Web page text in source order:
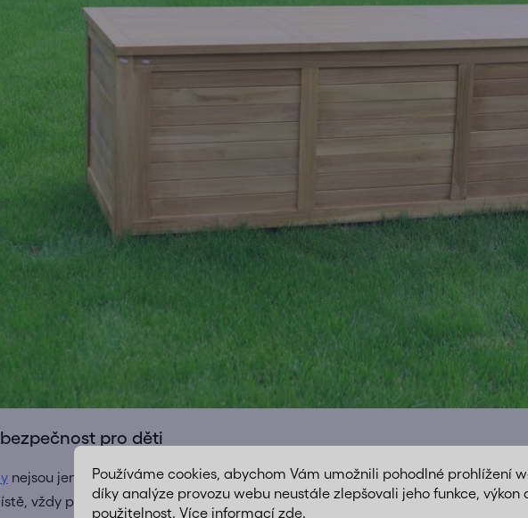
Používáme cookies, abychom Vám umožnili pohodlné prohlížení
díky analýze provozu webu neustále zlepšovali jeho funkce, výkon
použitelnost. Více informací zde.
pro děti
nejsou jen o praktičnosti, ale také o zjednodušení života a zvýšení komfortu.
vždy po ruce a chráněné před nepřízní počasí. Navíc, pokud máte děti,